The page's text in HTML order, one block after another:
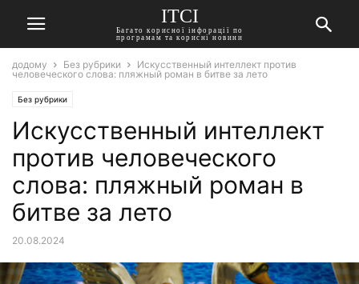
ITCI
Багато корисної інфорації по
програмам та корисні новини
додому Без рубрики
Искусственный интеллект против
человеческого слова: пляжный роман в битве за лето
Без рубрики
Искусственный интеллект
против человеческого
слова: пляжный роман в
битве за лето
20.08.2024